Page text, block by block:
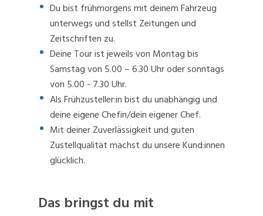
Du bist frühmorgens mit deinem Fahrzeug
unterwegs und stellst Zeitungen und
Zeitschriften zu.
Deine Tour ist jeweils von Montag bis
Samstag von 5.00 – 6.30 Uhr oder sonntags
von 5.00 - 7.30 Uhr.
Als Frühzusteller:in bist du unabhängig und
deine eigene Chefin/dein eigener Chef.
Mit deiner Zuverlässigkeit und guten
Zustellqualität machst du unsere Kund:innen
glücklich.
Das bringst du mit